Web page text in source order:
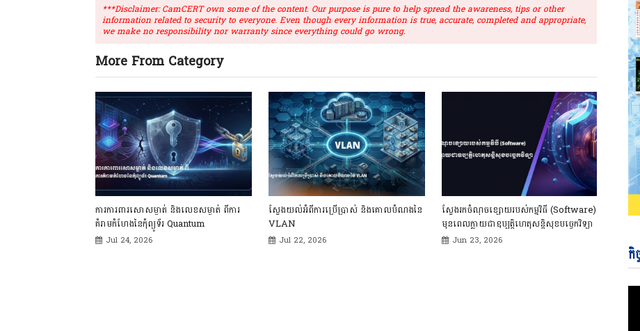
***Disclaimer: CamCERT own some of the content. Our purpose is pure to help spread the awareness, tips or other
information related to security to everyone. Even though every information is true, accurate, completed and appropriate,
we make no responsibility nor warranty since everything could go wrong.
More From Category
ការការពារសោសម្ងាត់ និងលេខសម្ងាត់ ពីការ
គំរាមកំហែងនៃកុំព្យូទ័រ Quantum
Jul 24, 2026
ស្វែងយល់អំពីការប្រើប្រាស់ និងគោលបំណងនៃ
VLAN
Jul 22, 2026
ស្វែងរកចំណុចខ្សោយរបស់កម្មវិធី (Software)
មុនពេលក្លាយជាឧប្បត្តិហេតុសន្តិសុខបច្ចេកវិទ្យា
Jun 23, 2026
កិ